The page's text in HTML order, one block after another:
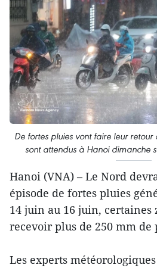
De fortes pluies vont faire leur
sont attendus à Hanoi dimanche
Hanoi (VNA) – Le Nord
épisode de fortes pluies
14 juin au 16 juin, certaines
recevoir plus de 250 mm
Les experts